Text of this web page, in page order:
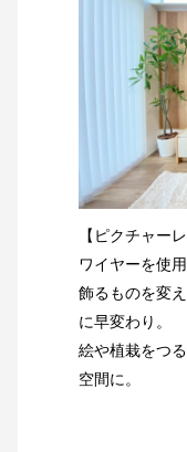
【ピクチャーレ
ワイヤーを使
飾るものを変
に早変わり。
絵や植栽をつ
空間に。